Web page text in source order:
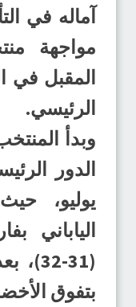
آماله في
مواجهة
المقبل في
الرئيسي.
وبدأ
يوليو،
الياباني
(31-
بتفوق الأخضر